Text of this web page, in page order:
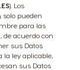
). Los
solo pueden
para las
de acuerdo con
sus Datos
la ley aplicable,
sus Datos